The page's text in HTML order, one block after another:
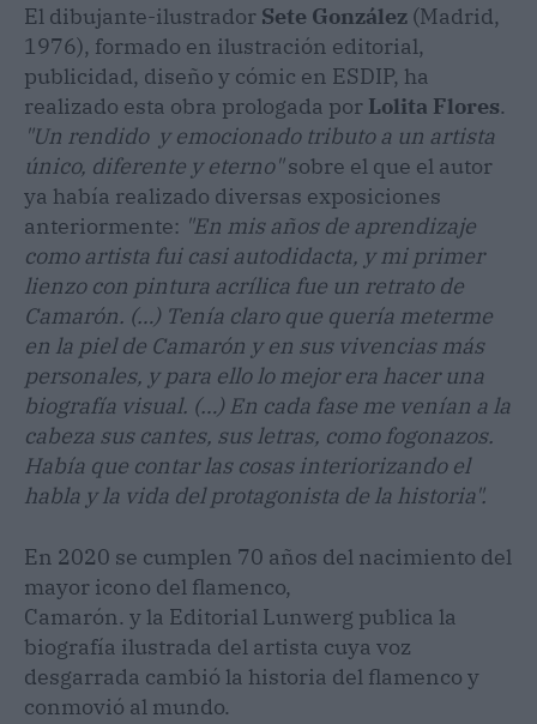
El dibujante-ilustrador Sete González (Madrid,
1976), formado en ilustración editorial,
publicidad, diseño y cómic en ESDIP, ha
realizado esta obra prologada por Lolita Flores.
"Un rendido y emocionado tributo a un artista
único, diferente y eterno"sobre el que el autor
ya había realizado diversas exposiciones
anteriormente: "En mis años de aprendizaje
como artista fui casi autodidacta, y mi primer
lienzo con pintura acrílica fue un retrato de
Camarón. (…) Tenía claro que quería meterme
en la piel de Camarón y en sus vivencias más
personales, y para ello lo mejor era hacer una
biografía visual. (…) En cada fase me venían a la
cabeza sus cantes, sus letras, como fogonazos.
Había que contar las cosas interiorizando el
habla y la vida del protagonista de la historia".
En 2020 se cumplen 70 años del nacimiento del
mayor icono del flamenco,
Camarón. y la Editorial Lunwerg publica la
biografía ilustrada del artista cuya voz
desgarrada cambió la historia del flamenco y
conmovió al mundo.